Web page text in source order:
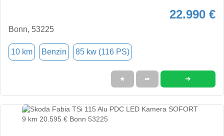
22.990 €
Bonn, 53225
10 km Benzin 85 kw (116 PS)
★ ➦ ➜